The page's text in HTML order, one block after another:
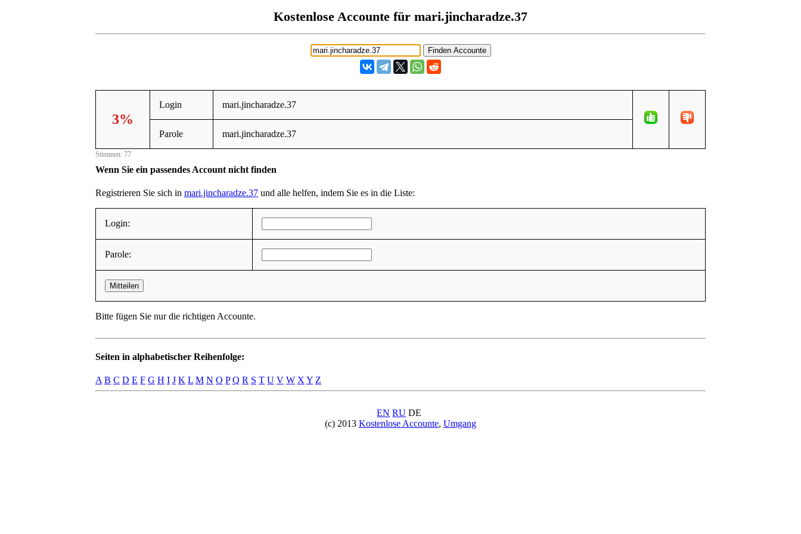
Kostenlose Accounte für mari.jincharadze.37
3%
Login mari.jincharadze.37
Parole mari.jincharadze.37
Stimmen: 77
Wenn Sie ein passendes Account nicht finden
Registrieren Sie sich in mari.jincharadze.37 und alle helfen, indem Sie es in die Liste:
Login:
Parole:
Mitteilen
Bitte fügen Sie nur die richtigen Accounte.
Seiten in alphabetischer Reihenfolge:
A B C D E F G H I J K L M N O P Q R S T U V W XY Z
EN RU DE
(c) 2013 Kostenlose Accounte, Umgang